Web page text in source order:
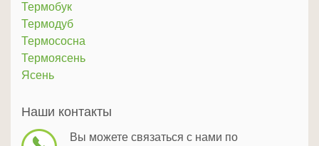
Термобук
Термодуб
Термососна
Термоясень
Ясень
Наши контакты
Вы можете связаться с нами по